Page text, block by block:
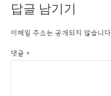
답글 남기기
이메일 주소는 공개되지 않습니다.
댓글 *